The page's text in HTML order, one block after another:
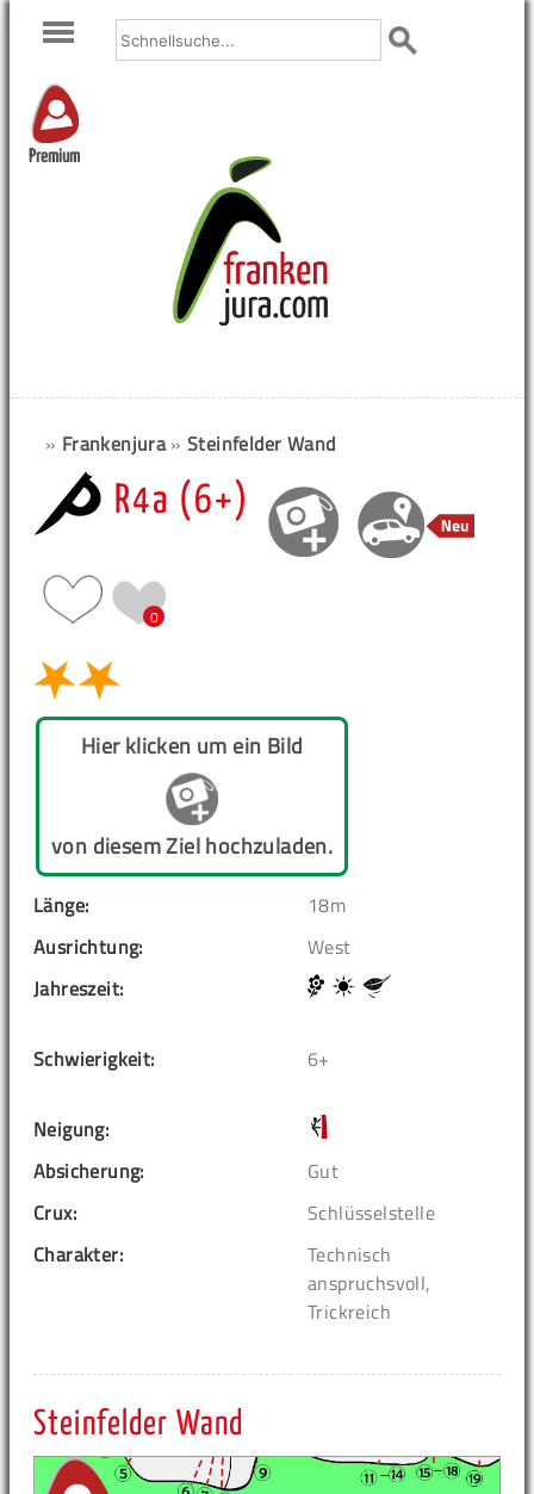
Premium
» Frankenjura»Steinfelder Wand
R4a (6+)
0
Hier klicken um ein Bild
von diesem Ziel hochzuladen.
Länge:
18m
Ausrichtung:
West
Jahreszeit:
Schwierigkeit: 6+
Neigung:
Absicherung:
Gut
Crux:
Schlüsselstelle
Charakter:
Technisch
anspruchsvoll,
Trickreich
Steinfelder Wand